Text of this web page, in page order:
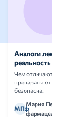
Аналоги
реальность
Чем отличаются
препараты от
безопасна.
МПф
Мария Петрова,
фармацевт